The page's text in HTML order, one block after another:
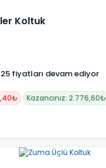
Koltuk
fiyatları devam ediyor
Kazancınız: 2.776,60₺